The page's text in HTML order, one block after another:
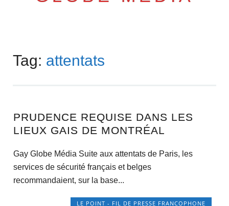
Main menu
content
Tag: attentats
PRUDENCE REQUISE DANS LES
LIEUX GAIS DE MONTRÉAL
Gay Globe Média Suite aux attentats de Paris, les
services de sécurité français et belges
recommandaient, sur la base...
LE POINT - FIL DE PRESSE FRANCOPHONE